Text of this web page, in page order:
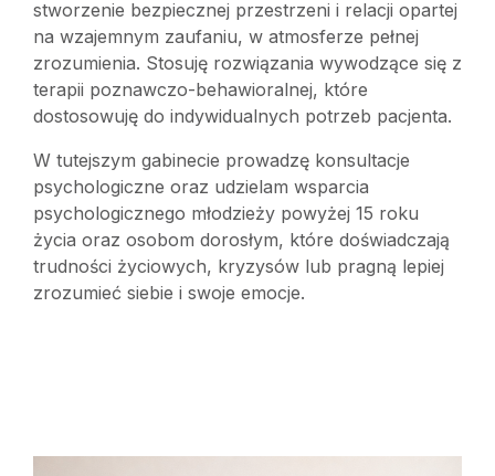
stworzenie bezpiecznej przestrzeni i relacji opartej
na wzajemnym zaufaniu, w atmosferze pełnej
zrozumienia. Stosuję rozwiązania wywodzące się z
terapii poznawczo-behawioralnej, które
dostosowuję do indywidualnych potrzeb pacjenta.
W tutejszym gabinecie prowadzę konsultacje
psychologiczne oraz udzielam wsparcia
psychologicznego młodzieży powyżej 15 roku
życia oraz osobom dorosłym, które doświadczają
trudności życiowych, kryzysów lub pragną lepiej
zrozumieć siebie i swoje emocje.